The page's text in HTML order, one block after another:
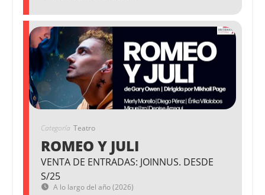
Categoría Teatro
ROMEO Y JULI
VENTA DE ENTRADAS: JOINNUS. DESDE
S/25
A lo largo del año (2026)